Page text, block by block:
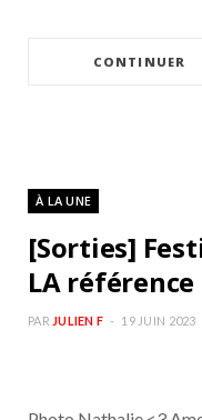
CONTINUER
À LA UNE
[Sorties]
LA référence
PAR JULIEN F 19 JUIN 2023